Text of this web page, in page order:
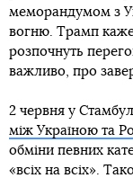
меморандумом з
вогню. Трамп
розпочнуть
важливо, про
2 червня у
між Україною та
обміни певних
«всіх на всіх».